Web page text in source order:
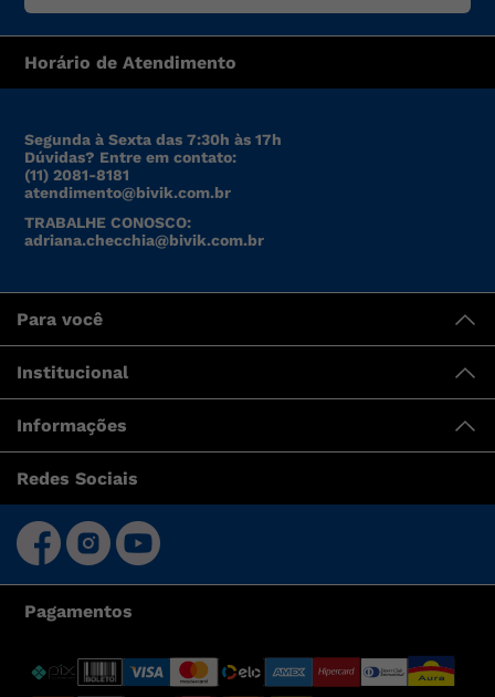
Horário de Atendimento
Segunda à Sexta das 7:30h às 17h
Dúvidas? Entre em contato:
(11) 2081-8181
atendimento@bivik.com.br
TRABALHE CONOSCO:
adriana.checchia@bivik.com.br
Para você
Institucional
Informações
Redes Sociais
Pagamentos